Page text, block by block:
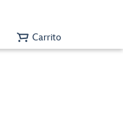
Carrito